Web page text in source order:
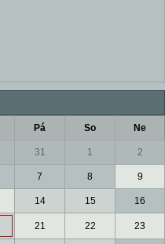
Pá So Ne
31 1 2
7 8 9
14 15 16
21 22 23